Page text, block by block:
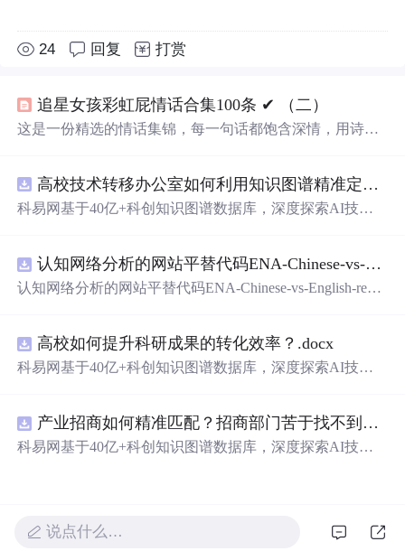
24 回复 打赏
追星女孩彩虹屁情话合集100条 ✔︎ （二）
这是一份精选的情话集锦，每一句话都饱含深情，用诗意
的思念与热爱。
高校技术转移办公室如何利用知识图谱精准定位产业需求与技术适配点？.docx
科易网基于40亿+科创知识图谱数据库，深度探索AI技术
新领域的AI+数智化解决方案，推动科技创新与产业创新
智能化发展。
认知网络分析的网站平替代码ENA-Chinese-vs-English-reproducible.zip
认知网络分析的网站平替代码ENA-Chinese-vs-English-repro
高校如何提升科研成果的转化效率？.docx
科易网基于40亿+科创知识图谱数据库，深度探索AI技术
新领域的AI+数智化解决方案，推动科技创新与产业创新
智能化发展。
产业招商如何精准匹配？招商部门苦于找不到符合产业链补链强链方向的目标企业怎么办？.docx
科易网基于40亿+科创知识图谱数据库，深度探索AI技术
智能化发展。
说点什么…